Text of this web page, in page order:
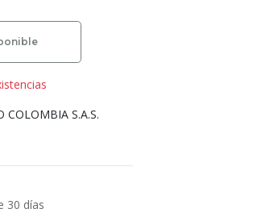
COLOMBIA S.A.S.
30 días